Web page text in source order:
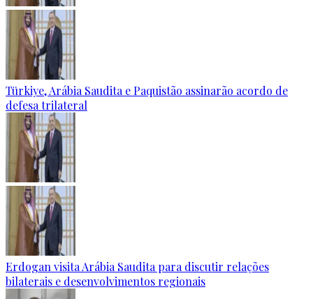
Türkiye, Arábia Saudita e Paquistão assinarão acordo de
defesa trilateral
Erdogan visita Arábia Saudita para discutir relações
bilaterais e desenvolvimentos regionais